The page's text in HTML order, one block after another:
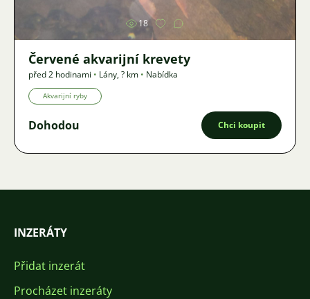
18
Červené akvarijní krevety
před 2 hodinami • Lány,? km • Nabídka
Akvarijní ryby
Dohodou Chci koupit
INZERÁTY
Přidat inzerát
Procházet inzeráty